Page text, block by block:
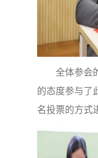
全体参会
的态度参与了
名投票的方式